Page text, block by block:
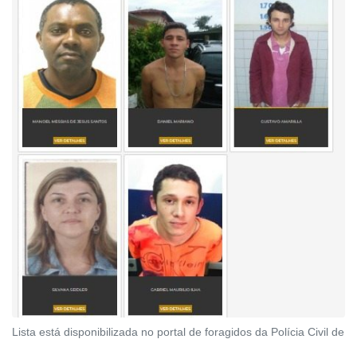
Lista está disponibilizada no portal de foragidos da Polícia Civil de